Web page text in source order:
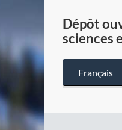
Dépôt
sciences
Français